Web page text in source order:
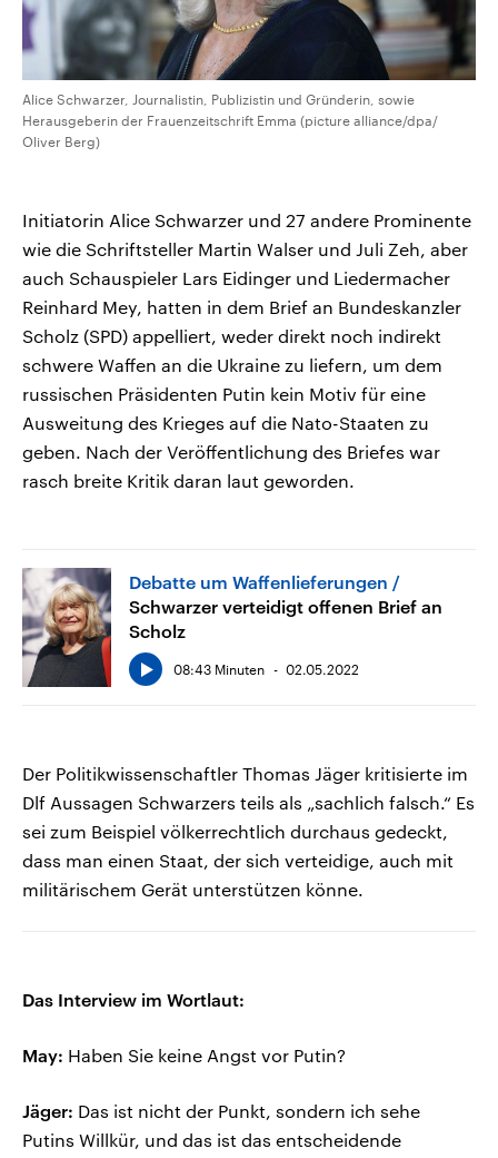
Alice Schwarzer, Journalistin, Publizistin und Gründerin, sowie
Herausgeberin der Frauenzeitschrift Emma (picture alliance/dpa/
Oliver Berg)
Initiatorin Alice Schwarzer und 27 andere Prominente
wie die Schriftsteller Martin Walser und Juli Zeh, aber
auch Schauspieler Lars Eidinger und Liedermacher
Reinhard Mey, hatten in dem Brief an Bundeskanzler
Scholz (SPD) appelliert, weder direkt noch indirekt
schwere Waffen an die Ukraine zu liefern, um dem
russischen Präsidenten Putin kein Motiv für eine
Ausweitung des Krieges auf die Nato-Staaten zu
geben. Nach der Veröffentlichung des Briefes war
rasch breite Kritik daran laut geworden.
Debatte um Waffenlieferungen
Schwarzer verteidigt offenen Brief an
Scholz
08:43 Minuten 02.05.2022
Der Politikwissenschaftler Thomas Jäger kritisierte im
Dlf Aussagen Schwarzers teils als „sachlich falsch.“ Es
sei zum Beispiel völkerrechtlich durchaus gedeckt,
dass man einen Staat, der sich verteidige, auch mit
militärischem Gerät unterstützen könne.
Das Interview im Wortlaut:
May: Haben Sie keine Angst vor Putin?
Jäger: Das ist nicht der Punkt, sondern ich sehe
Putins Willkür, und das ist das entscheidende